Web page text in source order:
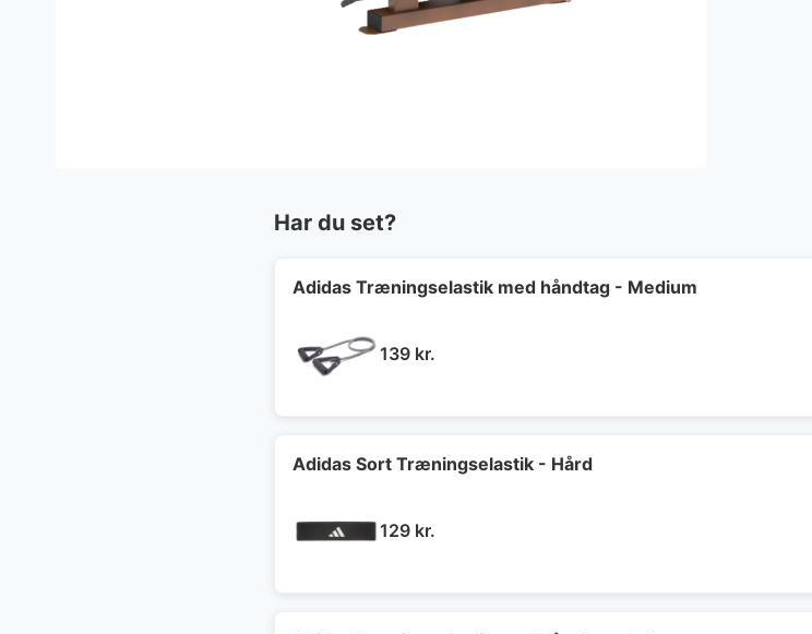
Har du set?
Adidas Træningselastik med håndtag - Medium
139 kr.
Adidas Sort Træningselastik - Hård
129 kr.